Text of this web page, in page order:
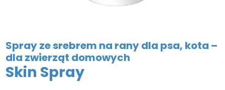
Spray ze srebrem na rany dla psa, kota –
dla zwierząt domowych
Skin Spray